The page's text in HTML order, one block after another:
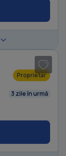
Proprietar
3 zile în urmă